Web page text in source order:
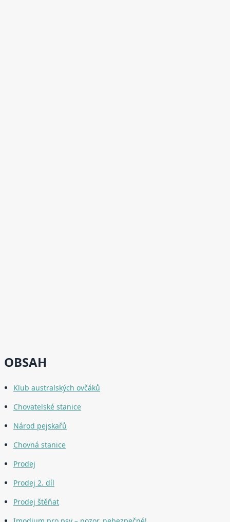
OBSAH
Klub australských ovčáků
Chovatelské stanice
Národ pejskařů
Chovná stanice
Prodej
Prodej 2. díl
Prodej štěňat